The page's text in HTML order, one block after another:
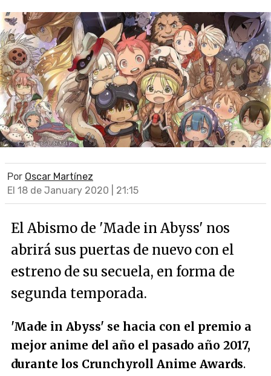
Por Oscar Martínez
El 18 de January 2020 | 21:15
El Abismo de 'Made in Abyss' nos
abrirá sus puertas de nuevo con el
estreno de su secuela, en forma de
segunda temporada.
'Made in Abyss' se hacia con el premio a
mejor anime del año el pasado año 2017,
durante los Crunchyroll Anime Awards.